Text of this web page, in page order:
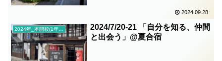
2024.09.28
2024年_本開校(1年目)
2024/7/20-21 「自分を知る、仲間
と出会う」@夏合宿